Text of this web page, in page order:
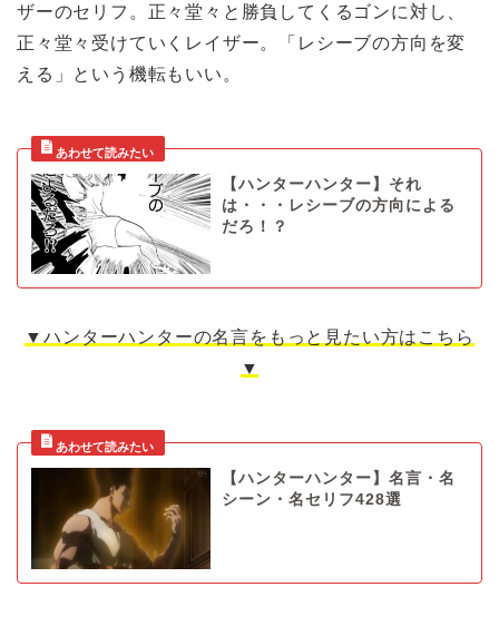
ザーのセリフ。正々堂々と勝負してくるゴンに対し、
正々堂々受けていくレイザー。「レシーブの方向を変
える」という機転もいい。
【ハンターハンター】それ
は・・・レシーブの方向による
だろ！？
▼ハンターハンターの名言をもっと見たい方はこちら
▼
【ハンターハンター】名言・名
シーン・名セリフ428選